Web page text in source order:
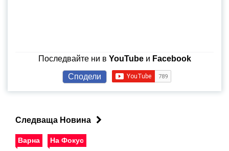
Последвайте ни в YouTubeи Facebook
Сподели
Следваща Новина
Варна На Фокус